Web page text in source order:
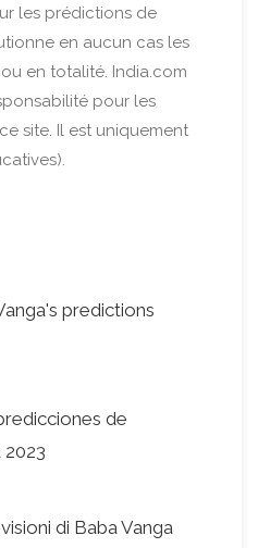
les prédictions de
en aucun cas les
en totalité. India.com
pour les
site. Il est uniquement
predictions
de
2023
di Baba Vanga